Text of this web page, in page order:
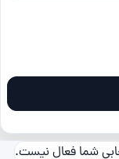
شما فعال نیست.